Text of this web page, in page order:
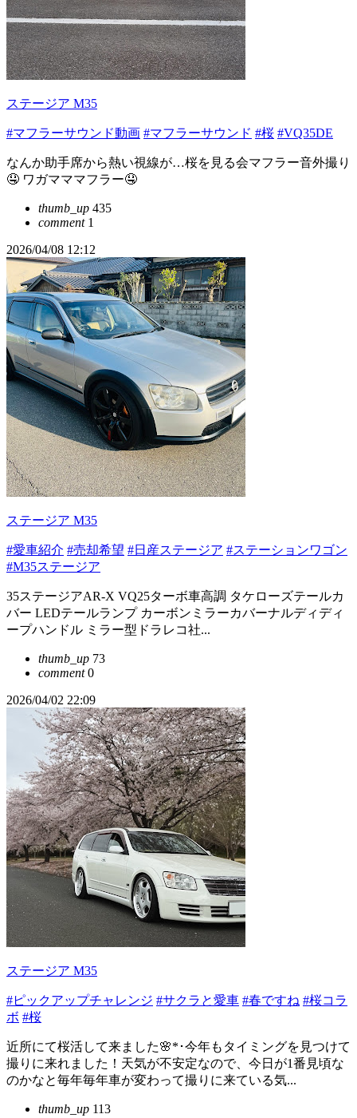
ステージア M35
#マフラーサウンド動画 #マフラーサウンド #桜 #VQ35DE
なんか助手席から熱い視線が…桜を見る会マフラー音外撮り
🤤 ワガマママフラー🤤
thumb_up 435
comment1
2026/04/08 12:12
ステージア M35
#愛車紹介 #売却希望 #日産ステージア #ステーションワゴン
#M35ステージア
35ステージアAR-X VQ25ターボ車高調 タケローズテールカ
バー LEDテールランプ カーボンミラーカバーナルディディ
ープハンドル ミラー型ドラレコ社...
thumb_up 73
comment0
2026/04/02 22:09
ステージア M35
#ピックアップチャレンジ #サクラと愛車 #春ですね #桜コラ
ボ #桜
近所にて桜活して来ました🌸*･今年もタイミングを見つけて
撮りに来れました！天気が不安定なので、今日が1番見頃な
のかなと毎年毎年車が変わって撮りに来ている気...
thumb_up 113